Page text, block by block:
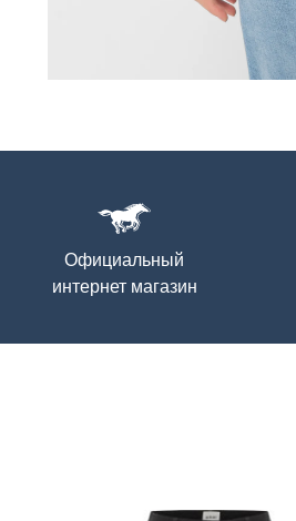
Официальный
интернет магазин